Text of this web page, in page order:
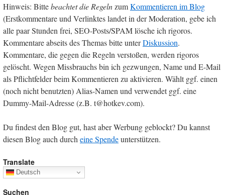
Hinweis: Bittebeachtet die RegelnzumKommentieren im Blog
(Erstkommentare und Verlinktes landet in der Moderation, gebe ich
alle paar Stunden frei, SEO-Posts/SPAM lösche ich rigoros.
Kommentare abseits des Themas bitte unterDiskussion.
Kommentare, die gegen die Regeln verstoßen, werden rigoros
gelöscht. Wegen Missbrauchs bin ich gezwungen, Name und E-Mail
als Pflichtfelder beim Kommentieren zu aktivieren. Wählt ggf. einen
(noch nicht benutzten) Alias-Namen und verwendet ggf. eine
Dummy-Mail-Adresse (z.B. t@hotkev.com).
Du findest den Blog gut, hast aber Werbung geblockt? Du kannst
diesen Blog auch durch eine Spendeunterstützen.
Translate
Deutsch
Suchen